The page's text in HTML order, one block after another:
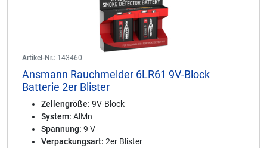
Artikel-Nr.: 143460
Ansmann Rauchmelder 6LR61 9V-Block
Batterie 2er Blister
Zellengröße: 9V-Block
System: AlMn
Spannung: 9 V
Verpackungsart: 2er Blister